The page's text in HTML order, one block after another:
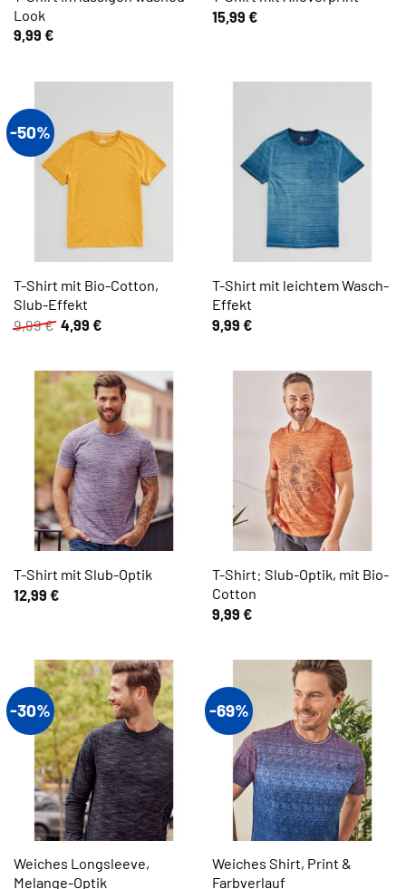
Look
9,99 €
15,99 €
-50%
T-Shirt mit Bio-Cotton,
Slub-Effekt
9,99€ Ursprünglicher
Preis
9,99 €
4,99 €Aktueller
4,99 €.
T-Shirt mit leichtem Wasch-
Effekt
9,99 €
T-Shirt mit Slub-Optik
12,99 €
T-Shirt: Slub-Optik, mit Bio-
Cotton
9,99 €
-30%
Weiches Longsleeve,
Melange-Optik
-69%
Weiches Shirt, Print &
Farbverlauf